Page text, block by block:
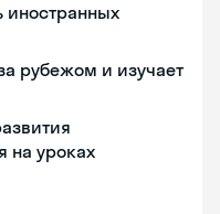
иностранных
рубежом и изучает
на уроках